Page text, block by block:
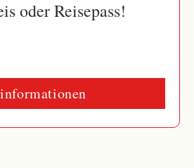
oder Reisepass!